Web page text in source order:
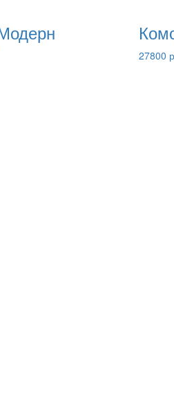
27800